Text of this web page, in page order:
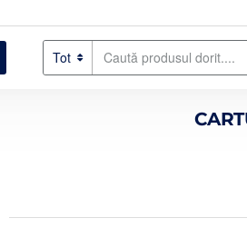
Tot
Caută
produsul